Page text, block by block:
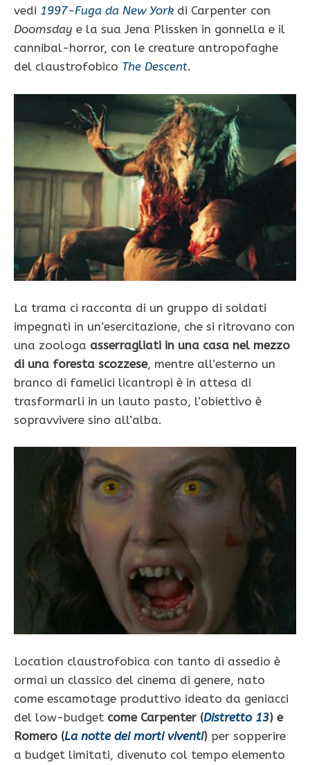
vedi 1997-Fuga da New York di Carpenter con
Doomsday e la sua Jena Plissken in gonnella e il
cannibal-horror, con le creature antropofaghe
del claustrofobico The Descent.
La trama ci racconta di un gruppo di soldati
impegnati in un’esercitazione, che si ritrovano con
una zoologa asserragliati in una casa nel mezzo
di una foresta scozzese, mentre all’esterno un
branco di famelici licantropi è in attesa di
trasformarli in un lauto pasto, l’obiettivo è
sopravvivere sino all’alba.
Location claustrofobica con tanto di assedio è
ormai un classico del cinema di genere, nato
come escamotage produttivo ideato da geniacci
del low-budget come Carpenter (Distretto 13) e
Romero (La notte dei morti viventi) per sopperire
a budget limitati, divenuto col tempo elemento